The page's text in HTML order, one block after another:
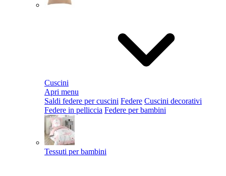
Cuscini
Apri menu
Saldi federe per cuscini Federe Cuscini decorativi
Federe in pelliccia Federe per bambini
Tessuti per bambini